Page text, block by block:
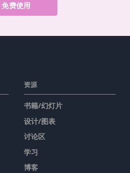
免费使用
资源
书籍/幻灯片
设计/图表
讨论区
学习
博客